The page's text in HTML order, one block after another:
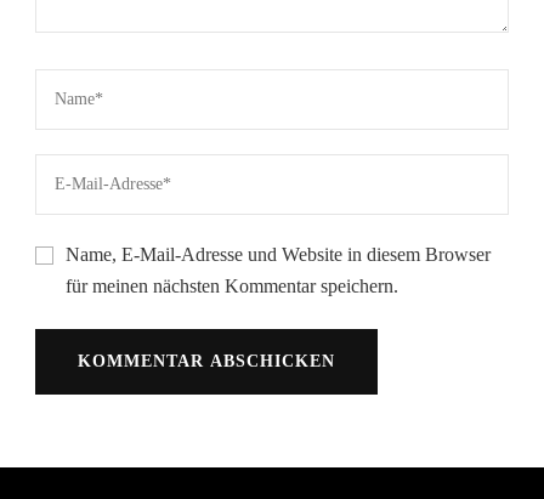
Name, E-Mail-Adresse und Website in diesem Browser
für meinen nächsten Kommentar speichern.